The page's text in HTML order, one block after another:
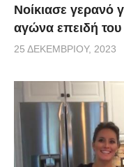
Νοίκιασε γερανό
αγώνα επειδή
25 ΔΕΚΕΜΒΡΊΟΥ, 2023